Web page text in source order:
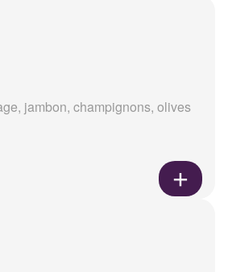
jambon, champignons, olives